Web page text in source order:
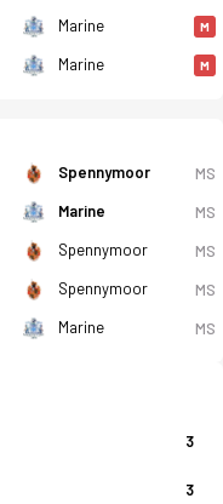
Marine M
Marine M
Spennymoor MS
Marine MS
Spennymoor MS
Spennymoor MS
Marine MS
3
3